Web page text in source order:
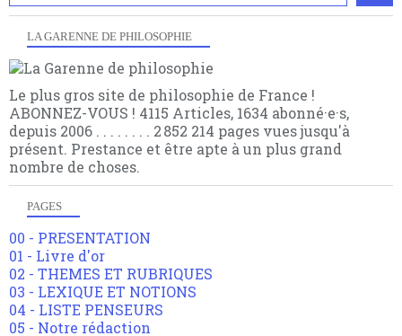
LA GARENNE DE PHILOSOPHIE
Le plus gros site de philosophie de France !
ABONNEZ-VOUS ! 4115 Articles, 1634 abonné·e·s,
depuis 2006 . . . . . . . . 2 852 214 pages vues jusqu'à
présent. Prestance et être apte à un plus grand
nombre de choses.
PAGES
00 - PRESENTATION
01 - Livre d'or
02 - THEMES ET RUBRIQUES
03 - LEXIQUE ET NOTIONS
04 - LISTE PENSEURS
05 - Notre rédaction